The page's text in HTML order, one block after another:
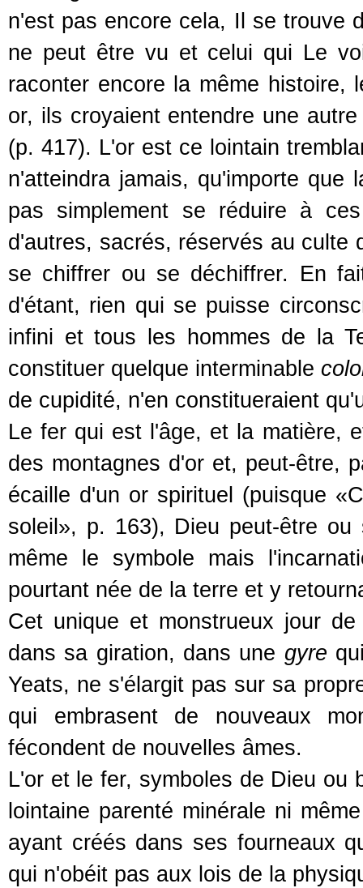
n'est pas encore cela, Il se trouve
ne peut être vu et celui qui Le
raconter encore la même histoire,
or, ils croyaient entendre une
(p. 417). L'or est ce lointain
n'atteindra jamais, qu'importe
pas simplement se réduire à
d'autres, sacrés, réservés au culte
se chiffrer ou se déchiffrer. En
d'étant, rien qui se puisse
infini et tous les hommes de la
constituer quelque interminable
de cupidité, n'en constitueraient
Le fer qui est l'âge, et la matière,
des montagnes d'or et, peut-être,
écaille d'un or spirituel (puisque
soleil», p. 163), Dieu peut-être
même le symbole mais
pourtant née de la terre et y
Cet unique et monstrueux jour
dans sa giration, dans une gyre
Yeats, ne s'élargit pas sur sa
qui embrasent de nouveaux
fécondent de nouvelles âmes.
L'or et le fer, symboles de Dieu ou
lointaine parenté minérale ni
ayant créés dans ses fourneaux
qui n'obéit pas aux lois de la